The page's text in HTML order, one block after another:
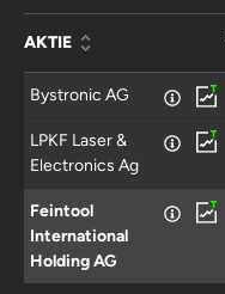
AKTIE
Bystronic AG
LPKF Laser &
Electronics Ag
Feintool
International
Holding AG